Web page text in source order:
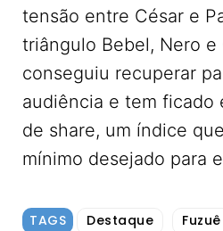
tensão entre César e
triângulo Bebel, Nero e
conseguiu recuperar
audiência e tem ficado
de share, um índice
mínimo desejado para
TAGS Destaque Fuzuê